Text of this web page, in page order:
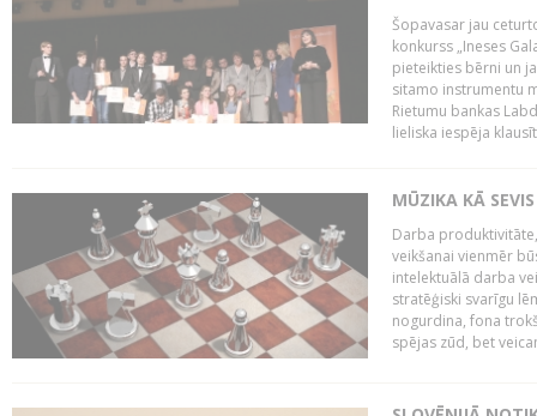
Šopavasar jau
konkurss „Ineses
pieteikties bērni un
sitamo instrumentu
Rietumu bankas
lieliska iespēja
MŪZIKA KĀ
Darba
veikšanai vienmēr
intelektuālā darba
stratēģiski svarīgu
nogurdina, fona
spējas zūd, bet